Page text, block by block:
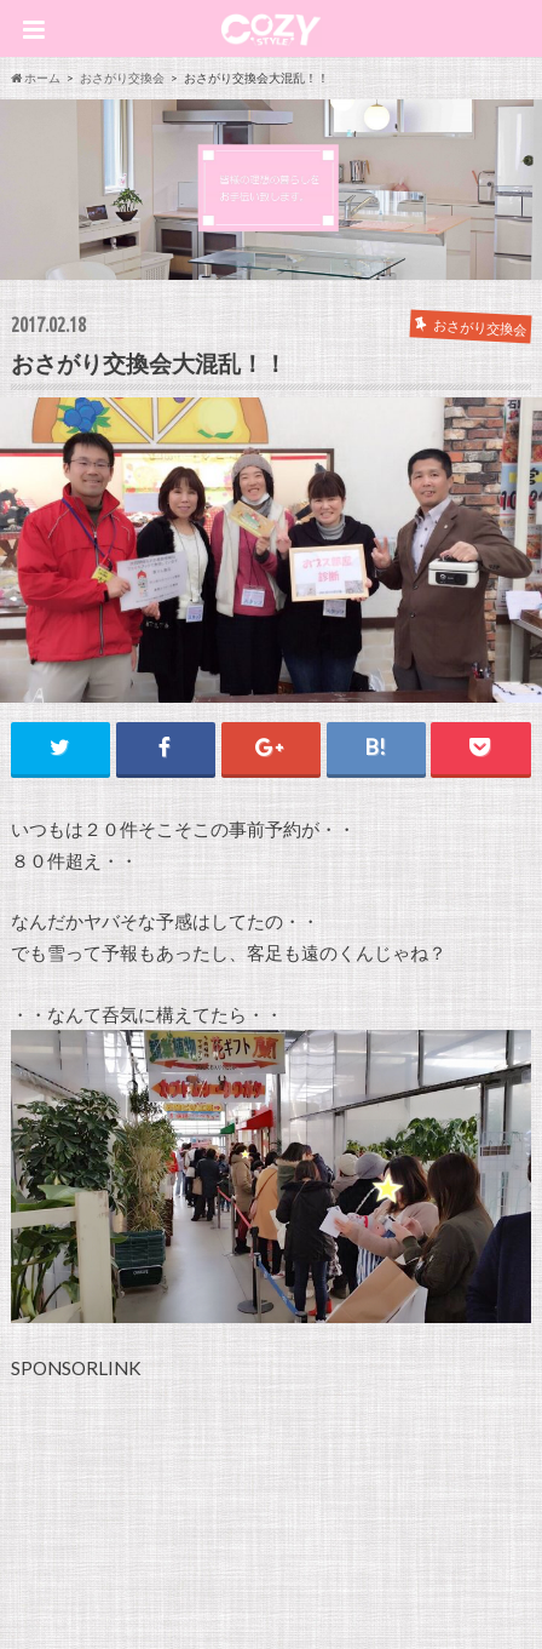
ホーム おさがり交換会 おさがり交換会大混乱！！
2017.02.18 おさがり交換会
おさがり交換会大混乱！！
いつもは２０件そこそこの事前予約が・・
８０件超え・・
なんだかヤバそな予感はしてたの・・
でも雪って予報もあったし、客足も遠のくんじゃね？
・・なんて呑気に構えてたら・・
SPONSORLINK